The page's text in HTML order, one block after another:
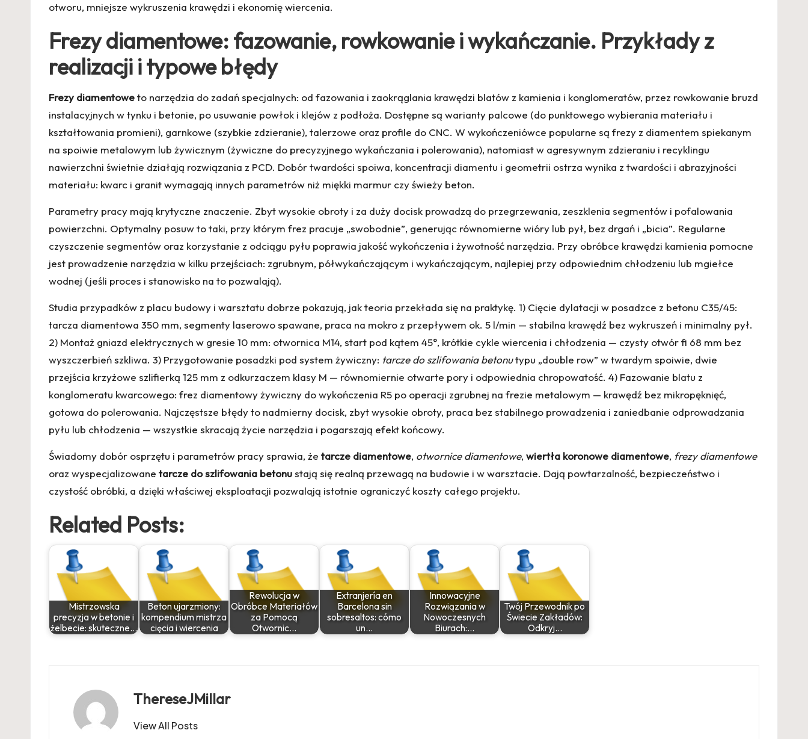
otworu, mniejsze wykruszenia krawędzi i ekonomię wiercenia.
Frezy diamentowe: fazowanie, rowkowanie i wykańczanie. Przykłady z
realizacji i typowe błędy
Frezy diamentoweto narzędzia do zadań specjalnych: od fazowania i zaokrąglania krawędzi blatów z kamienia i konglomeratów, przez rowkowanie bruzd
instalacyjnych w tynku i betonie, po usuwanie powłok i klejów z podłoża. Dostępne są warianty palcowe (do punktowego wybierania materiału i
kształtowania promieni), garnkowe (szybkie zdzieranie), talerzowe oraz profile do CNC. W wykończeniówce popularne są frezy z diamentem spiekanym
na spoiwie metalowym lub żywicznym (żywiczne do precyzyjnego wykańczania i polerowania), natomiast w agresywnym zdzieraniu i recyklingu
nawierzchni świetnie działają rozwiązania z PCD. Dobór twardości spoiwa, koncentracji diamentu i geometrii ostrza wynika z twardości i abrazyjności
materiału: kwarc i granit wymagają innych parametrów niż miękki marmur czy świeży beton.
Parametry pracy mają krytyczne znaczenie. Zbyt wysokie obroty i za duży docisk prowadzą do przegrzewania, zeszklenia segmentów i pofalowania
powierzchni. Optymalny posuw to taki, przy którym frez pracuje „swobodnie”, generując równomierne wióry lub pył, bez drgań i „bicia”. Regularne
czyszczenie segmentów oraz korzystanie z odciągu pyłu poprawia jakość wykończenia i żywotność narzędzia. Przy obróbce krawędzi kamienia pomocne
jest prowadzenie narzędzia w kilku przejściach: zgrubnym, półwykańczającym i wykańczającym, najlepiej przy odpowiednim chłodzeniu lub mgiełce
wodnej (jeśli proces i stanowisko na to pozwalają).
Studia przypadków z placu budowy i warsztatu dobrze pokazują, jak teoria przekłada się na praktykę. 1) Cięcie dylatacji w posadzce z betonu C35/45:
tarcza diamentowa 350 mm, segmenty laserowo spawane, praca na mokro z przepływem ok. 5 l/min — stabilna krawędź bez wykruszeń i minimalny pył.
2) Montaż gniazd elektrycznych w gresie 10 mm: otwornica M14, start pod kątem 45°, krótkie cykle wiercenia i chłodzenia — czysty otwór fi 68 mm bez
wyszczerbień szkliwa. 3) Przygotowanie posadzki pod system żywiczny: tarcze do szlifowania betonutypu „double row” w twardym spoiwie, dwie
przejścia krzyżowe szlifierką 125 mm z odkurzaczem klasy M — równomiernie otwarte pory i odpowiednia chropowatość. 4) Fazowanie blatu z
konglomeratu kwarcowego: frez diamentowy żywiczny do wykończenia R5 po operacji zgrubnej na frezie metalowym — krawędź bez mikropęknięć,
gotowa do polerowania. Najczęstsze błędy to nadmierny docisk, zbyt wysokie obroty, praca bez stabilnego prowadzenia i zaniedbanie odprowadzania
pyłu lub chłodzenia — wszystkie skracają życie narzędzia i pogarszają efekt końcowy.
Świadomy dobór osprzętu i parametrów pracy sprawia, że tarcze diamentowe, otwornice diamentowe, wiertła koronowe diamentowe, frezy diamentowe
oraz wyspecjalizowane tarcze do szlifowania betonustają się realną przewagą na budowie i w warsztacie. Dają powtarzalność, bezpieczeństwo i
czystość obróbki, a dzięki właściwej eksploatacji pozwalają istotnie ograniczyć koszty całego projektu.
Related Posts:
Mistrzowska
precyzja w betonie i
żelbecie: skuteczne…
Beton ujarzmiony:
kompendium mistrza
cięcia i wiercenia
Rewolucja w
Obróbce Materiałów
za Pomocą
Otwornic…
Extranjería en
Barcelona sin
sobresaltos: cómo
un…
Innowacyjne
Rozwiązania w
Nowoczesnych
Biurach:…
Twój Przewodnik po
Świecie Zakładów:
Odkryj…
ThereseJMillar
View All Posts